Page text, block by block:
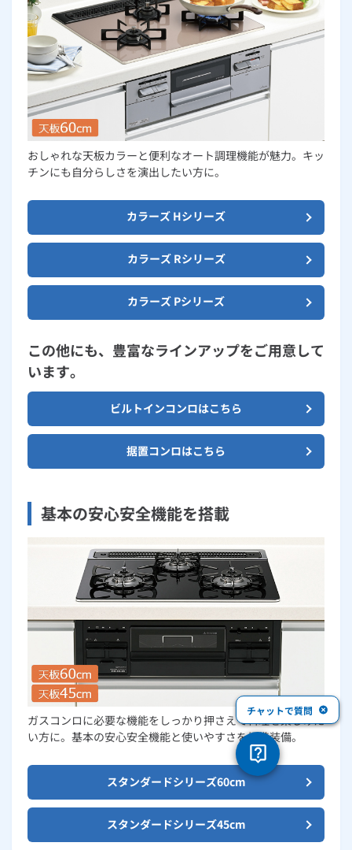
おしゃれな天板カラーと便利なオート調理機能が魅力。キッ
チンにも自分らしさを演出したい方に。
カラーズ Hシリーズ
カラーズ Rシリーズ
カラーズ Pシリーズ
この他にも、豊富なラインアップをご用意して
います。
ビルトインコンロはこちら
据置コンロはこちら
基本の安心安全機能を搭載
ガスコンロに必要な機能をしっかり押さえて料理を楽しみた
い方に。基本の安心安全機能と使いやすさを標準装備。
スタンダードシリーズ60cm
スタンダードシリーズ45cm
チャットで質問